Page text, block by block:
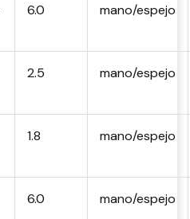
6.0 mano/espejo
2.5 mano/espejo
1.8 mano/espejo
6.0 mano/espejo